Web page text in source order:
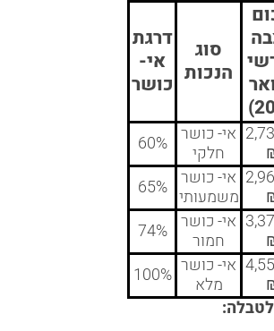
סוג
הנכות
דרגת
אי-
כושר
אי- כושר
חלקי
60%
2,961 אי- כושר
משמעותי 65%
3,371 אי- כושר
חמור
74%
אי- כושר
מלא
100%
: